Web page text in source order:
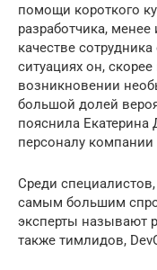
помощи короткого
разработчика, менее
качестве
ситуациях он,
возникновении
большой долей
пояснила Екатерина
персоналу
Среди
самым большим
эксперты называют
также тимлидов,